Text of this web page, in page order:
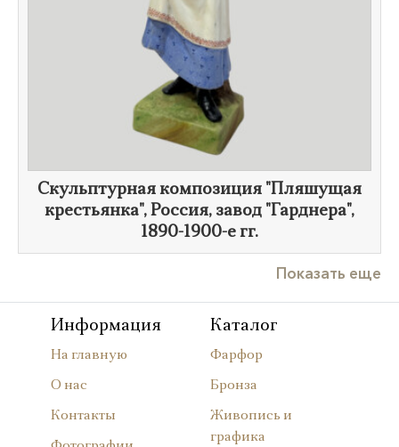
Скульптурная композиция "Пляшущая
крестьянка", Россия, завод "Гарднера",
1890-1900-е гг.
Показать еще
Информация
На главную
О нас
Контакты
Каталог
Фарфор
Бронза
Живопись и
графика